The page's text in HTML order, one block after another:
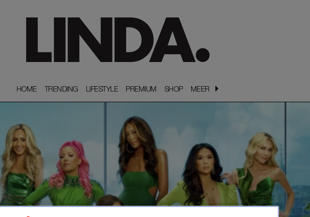
HOME
HOME TRENDING
TRENDING LIFESTYLE
LIFESTYLE PREMIUM
PREMIUM SHOP
SHOP MEER
MEER